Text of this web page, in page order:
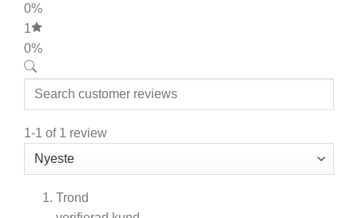
0%
1
0%
1-1 of 1 review
Trond